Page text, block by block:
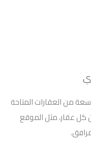
من العقارات المتاحة
عقار، مثل الموقع